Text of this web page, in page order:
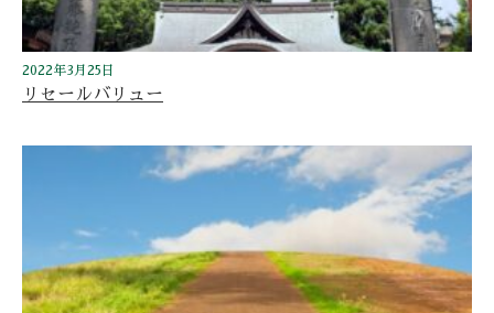
リセールバリュー
2022年3月25日